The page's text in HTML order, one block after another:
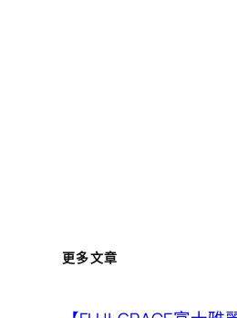
更多文章